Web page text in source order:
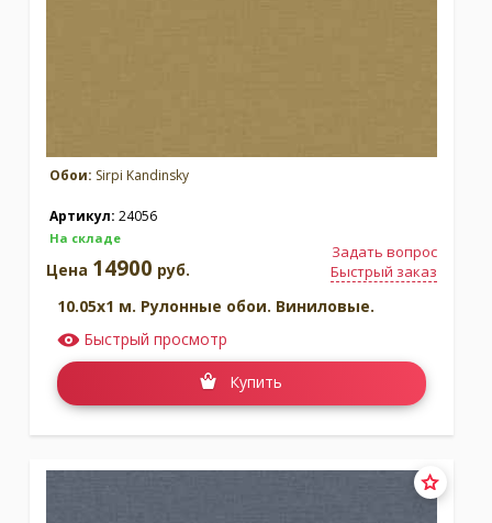
Обои: Sirpi Kandinsky
Артикул: 24056
На складе
Задать вопрос
Быстрый заказ
Цена 14900 руб.
10.05x1 м. Рулонные обои. Виниловые.
Быстрый просмотр
Купить